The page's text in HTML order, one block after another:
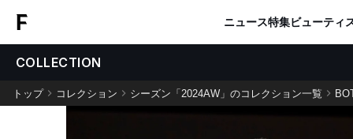
ニュース特集ビューティ
COLLECTION
トップ コレクション シーズン「2024AW」のコレクション一覧